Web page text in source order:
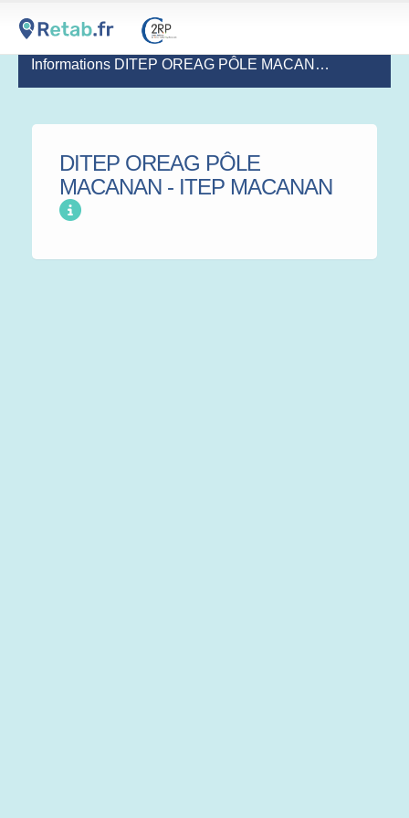
Informations DITEP OREAG PÔLE MACANAN - ITEP MACANAN
DITEP OREAG PÔLE
MACANAN - ITEP MACANAN